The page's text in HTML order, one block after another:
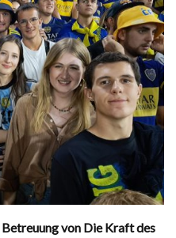
von Die Kraft des